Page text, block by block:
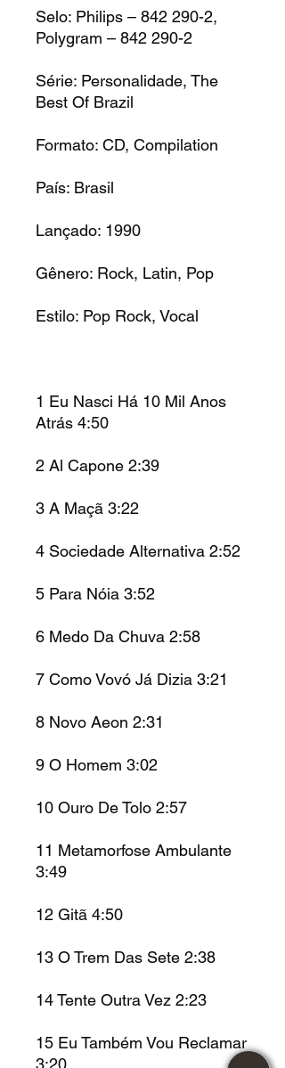
Selo: Philips – 842 290-2,
Polygram – 842 290-2
Série: Personalidade, The
Best Of Brazil
Formato: CD, Compilation
País: Brasil
Lançado: 1990
Gênero: Rock, Latin, Pop
Estilo: Pop Rock, Vocal
1 Eu Nasci Há 10 Mil Anos
Atrás 4:50
2 Al Capone 2:39
3 A Maçã 3:22
4 Sociedade Alternativa 2:52
5 Para Nóia 3:52
6 Medo Da Chuva 2:58
7 Como Vovó Já Dizia 3:21
8 Novo Aeon 2:31
9 O Homem 3:02
10 Ouro De Tolo 2:57
11 Metamorfose Ambulante
3:49
12 Gitã 4:50
13 O Trem Das Sete 2:38
14Tente Outra Vez 2:23
15 Eu Também Vou Reclamar
3:20